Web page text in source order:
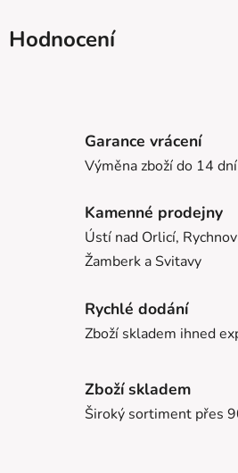
Hodnocení
Garance vrácení
Výměna zboží do 14 dní
Kamenné prodejny
Ústí nad Orlicí,
Žamberk a Svitavy
Rychlé dodání
Zboží skladem ihned
Zboží skladem
Široký sortiment přes